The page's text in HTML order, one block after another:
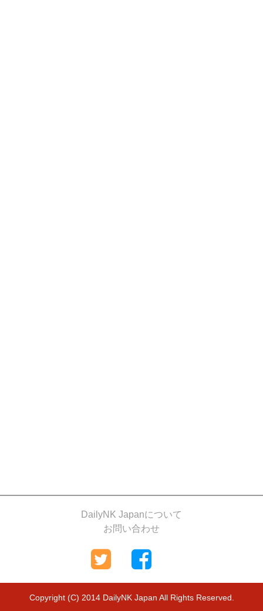
DailyNK Japanについて
お問い合わせ
Copyright (C) 2014 DailyNK Japan All Rights Reserved.